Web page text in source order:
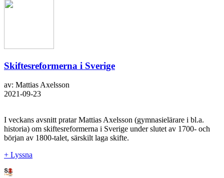
Skiftesreformerna i Sverige
av: Mattias Axelsson
2021-09-23
I veckans avsnitt pratar Mattias Axelsson (gymnasielärare i bl.a.
historia) om skiftesreformerna i Sverige under slutet av 1700- och
början av 1800-talet, särskilt laga skifte.
+ Lyssna